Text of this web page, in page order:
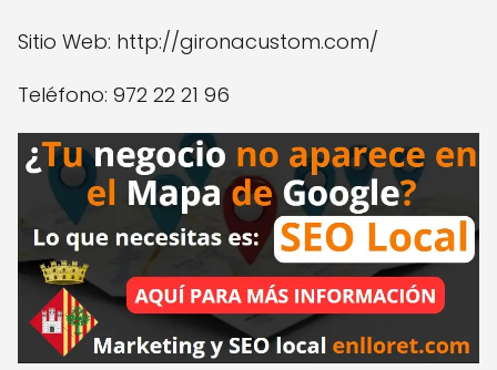
Sitio Web: http://gironacustom.com/
Teléfono: 972 22 21 96